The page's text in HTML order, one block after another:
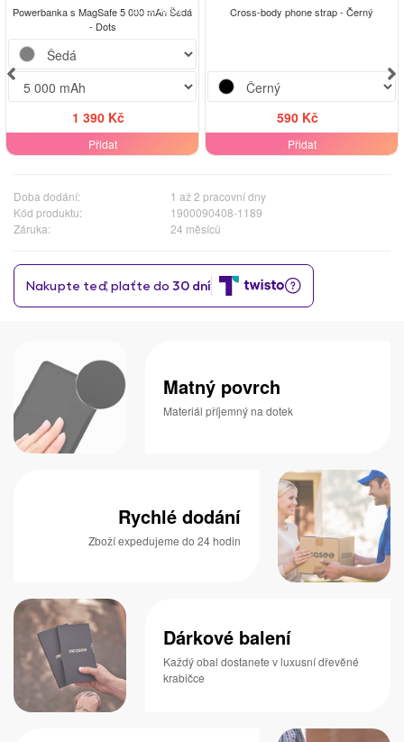
ELEGANCE
Powerbanka s MagSafe 5 000 mAh Šedá
- Dots
1 390 Kč
Přidat
Cross-body phone strap - Černý
590 Kč
Přidat
Doba dodání:
1 až 2 pracovní dny
Kód produktu:
1900090408-1189
Záruka:
24 měsíců
Matný povrch
Materiál příjemný na dotek
Rychlé dodání
Zboží expedujeme do 24 hodin
Dárkové balení
Každý obal dostanete v luxusní dřevěné
krabičce